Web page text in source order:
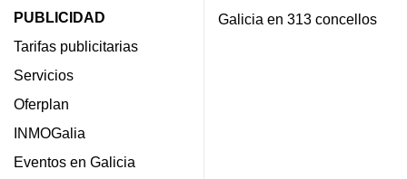
PUBLICIDAD
Tarifas publicitarias
Servicios
Oferplan
INMOGalia
Eventos en Galicia
Galicia en 313 concellos